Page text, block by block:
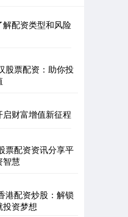
配资类型和风险
股票配资：助你投
财富增值新征程
票配资资讯分享平
智慧
港配资炒股：解锁
投资梦想